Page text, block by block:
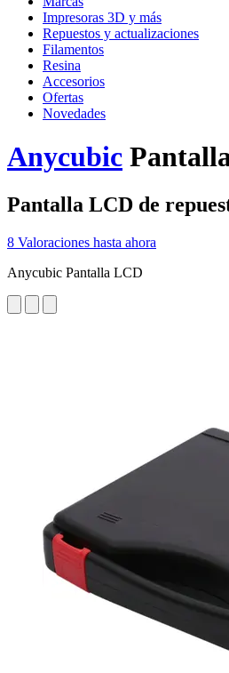
Impresoras 3D y más
Repuestos y actualizaciones
Filamentos
Resina
Accesorios
Ofertas
Novedades
Anycubic
Pantalla LCD de
8 Valoraciones hasta ahora
Anycubic Pantalla LCD